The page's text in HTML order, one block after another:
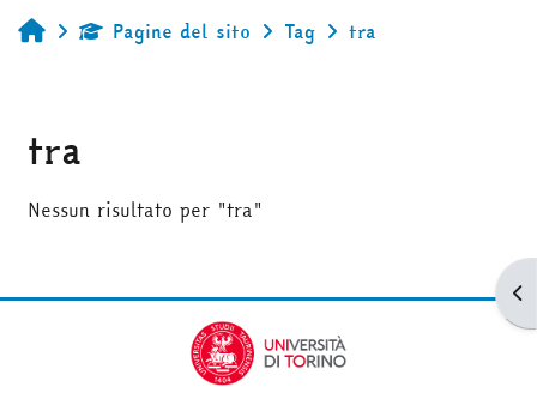
HomePagine del sito Tag tra
tra
Nessun risultato per "tra"